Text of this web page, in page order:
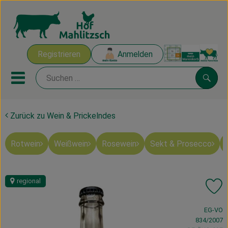
Registrieren Anmelden
Mobiles Menu öffnen oder
Ökokisten
Mahlitzscher Produkte
Zurück zu Wein & Prickelndes
Rotwein Weißwein Rosewein Sekt & Prosecco
regional
, Verband:
EG-VO
834/2007